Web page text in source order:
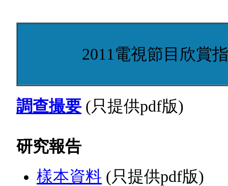
2011電視節目欣賞
調查撮要 (只提供pdf版)
研究報告
樣本資料 (只提供pdf版)